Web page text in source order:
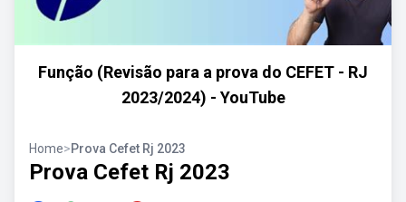
Função (Revisão para a prova do CEFET - RJ
2023/2024) - YouTube
Home>Prova Cefet Rj 2023
Prova Cefet Rj 2023